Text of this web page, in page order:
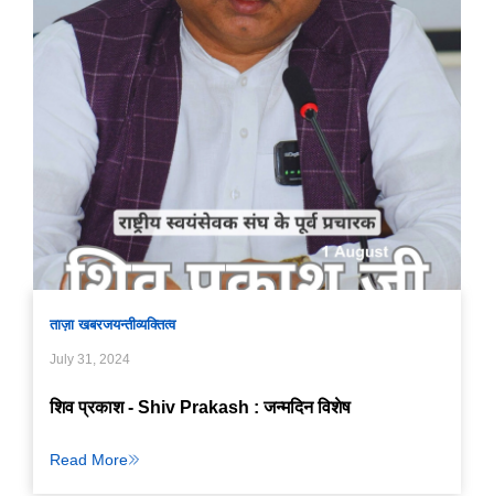
ताज़ा खबरजयन्तीव्यक्तित्व
July 31, 2024
शिव प्रकाश - Shiv Prakash : जन्मदिन विशेष
Read More